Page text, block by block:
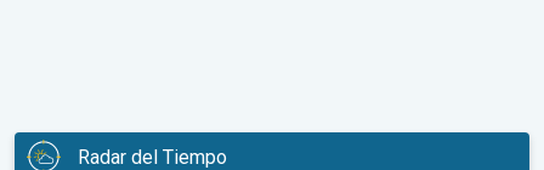
Radar del Tiempo